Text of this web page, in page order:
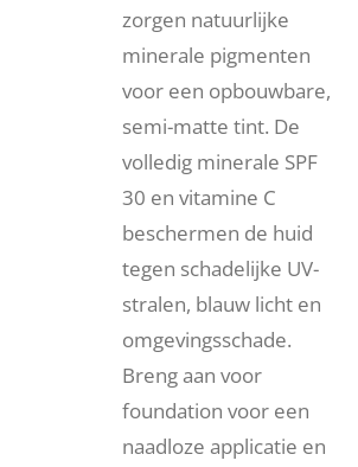
zorgen natuurlijke
minerale pigmenten
voor een opbouwbare,
semi-matte tint. De
volledig minerale SPF
30 en vitamine C
beschermen de huid
tegen schadelijke UV-
stralen, blauw licht en
omgevingsschade.
Breng aan voor
foundation voor een
naadloze applicatie en